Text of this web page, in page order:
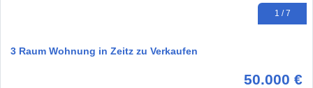
1 / 7
3 Raum Wohnung in Zeitz zu Verkaufen
50.000 €